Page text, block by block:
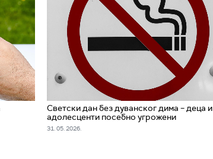
Светски дан без дуванског дима – деца и
адолесценти посебно угрожени
31. 05. 2026.